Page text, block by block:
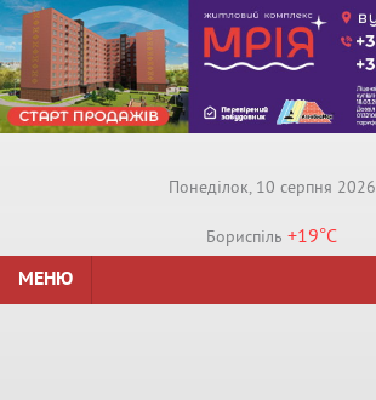
Понедiлок, 10 серпня 2026
Бориспiль +19°C
МЕНЮ